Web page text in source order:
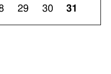
29 30 31